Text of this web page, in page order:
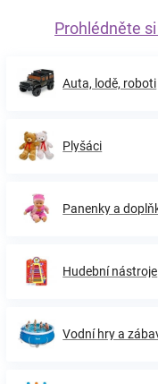
Prohlédněte
Auta, lodě, roboti
Plyšáci
Panenky a
Hudební nástroje
Vodní hry a